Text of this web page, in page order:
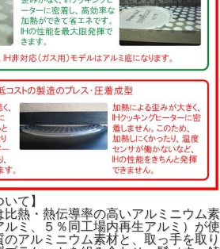
て】
熱・熱伝導率の高いアルミニウム素
ミ、５％同工場内再生アルミ）が使
アルミニウム素材と、取っ手を取り